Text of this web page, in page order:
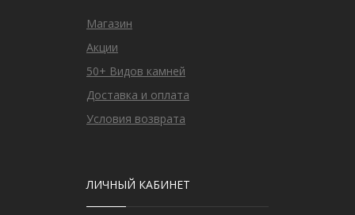
Магазин
Акции
50+ Видов камней
Доставка и оплата
Условия возврата
ЛИЧНЫЙ КАБИНЕТ